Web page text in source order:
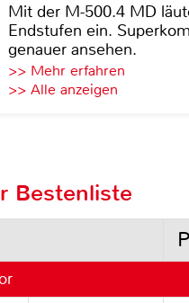
Mit der M-500.4 MD
Endstufen ein.
genauer ansehen.
>> Mehr erfahren
>> Alle anzeigen
Bestenliste